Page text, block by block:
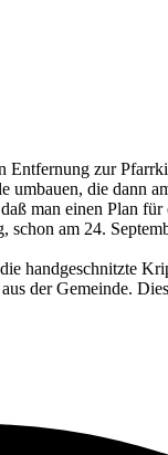
zur
die dann
man einen Plan
am 24.
handgeschnitzte
der Gemeinde.